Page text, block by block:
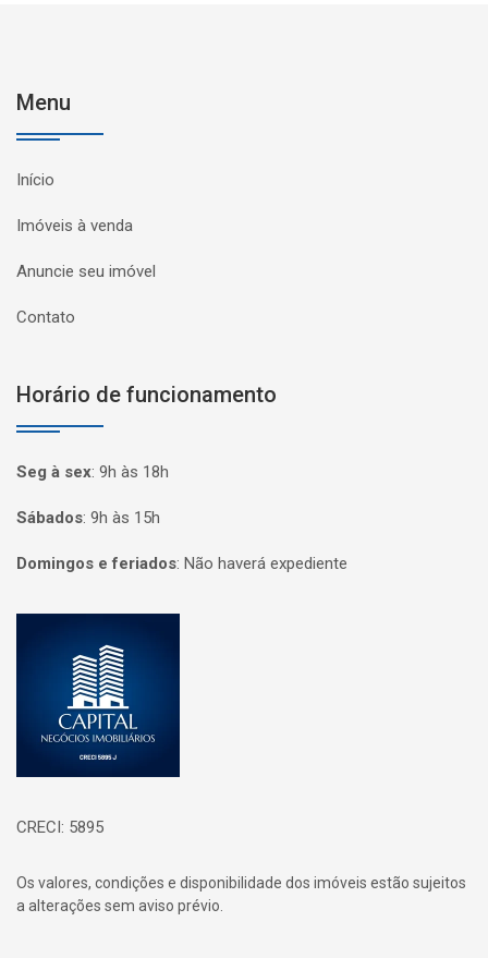
Menu
Início
Imóveis à venda
Anuncie seu imóvel
Contato
Horário de funcionamento
Seg à sex: 9h às 18h
Sábados: 9h às 15h
Domingos e feriados: Não haverá expediente
CRECI: 5895
Os valores, condições e disponibilidade dos imóveis estão sujeitos
a alterações sem aviso prévio.